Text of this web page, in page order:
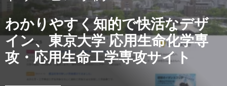
わかりやすく知的で快活なデザ
イン、東京大学 応用生命化学専
攻・応用生命工学専攻サイト